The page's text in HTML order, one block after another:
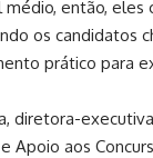
então, eles
os candidatos
prático para
diretora-
Apoio aos